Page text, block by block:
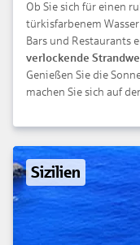
Ob Sie sich für einen
türkisfarbenem
Bars und Restaurants
verlockende
Genießen Sie die
machen Sie sich auf
Sizilien